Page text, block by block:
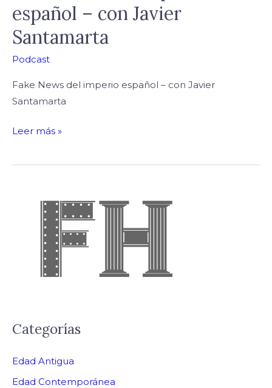
español – con Javier
Santamarta
Podcast
Fake News del imperio español – con Javier
Santamarta
Leer más »
Categorías
Edad Antigua
Edad Contemporánea